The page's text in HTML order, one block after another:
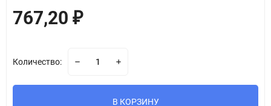
767,20 ₽
Количество:
В КОРЗИНУ